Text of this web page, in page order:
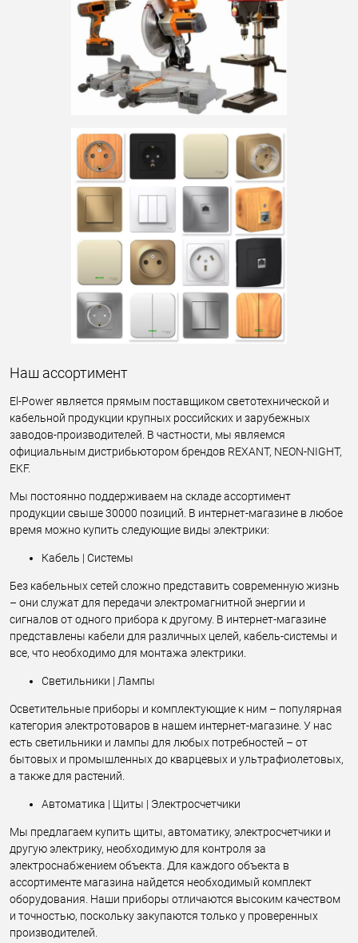
Наш ассортимент
El-Power является прямым поставщиком светотехнической и
кабельной продукции крупных российских и зарубежных
заводов-производителей. В частности, мы являемся
официальным дистрибьютором брендов REXANT, NEON-NIGHT,
EKF.
Мы постоянно поддерживаем на складе ассортимент
продукции свыше 30000 позиций. В интернет-магазине в любое
время можно купить следующие виды электрики:
Кабель | Системы
Без кабельных сетей сложно представить современную жизнь
– они служат для передачи электромагнитной энергии и
сигналов от одного прибора к другому. В интернет-магазине
представлены кабели для различных целей, кабель-системы и
все, что необходимо для монтажа электрики.
Светильники | Лампы
Осветительные приборы и комплектующие к ним – популярная
категория электротоваров в нашем интернет-магазине. У нас
есть светильники и лампы для любых потребностей – от
бытовых и промышленных до кварцевых и ультрафиолетовых,
а также для растений.
Автоматика | Щиты | Электросчетчики
Мы предлагаем купить щиты, автоматику, электросчетчики и
другую электрику, необходимую для контроля за
электроснабжением объекта. Для каждого объекта в
ассортименте магазина найдется необходимый комплект
оборудования. Наши приборы отличаются высоким качеством
и точностью, поскольку закупаются только у проверенных
производителей.